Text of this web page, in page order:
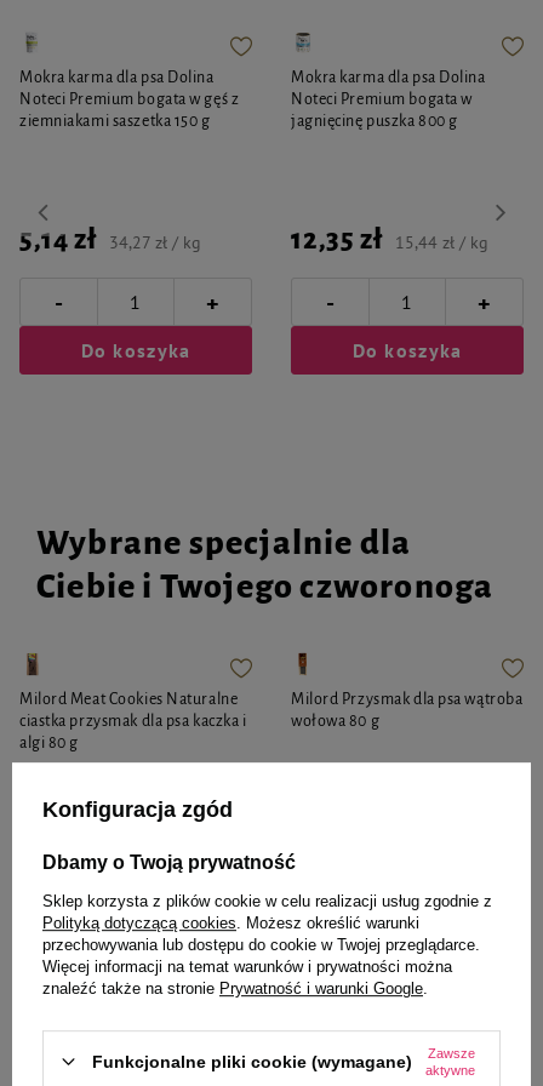
Mokra karma dla psa Dolina
Noteci Premium bogata w gęś z
ziemniakami saszetka 150 g
5,14 zł 34,27 zł / kg
- +
Do koszyka
Mokra karma dla psa Dolina
Noteci Premium bogata w
jagnięcinę puszka 800 g
12,35 zł 15,44 zł / kg
- +
Do koszyka
Wybrane specjalnie dla
Ciebie i Twojego czworonoga
Milord Meat Cookies Naturalne
ciastka przysmak dla psa kaczka i
algi 80 g
Do koszyka
Milord Przysmak dla psa wątroba
wołowa 80 g
Do koszyka
Konfiguracja zgód
Dbamy o Twoją prywatność
Sklep korzysta z plików cookie w celu realizacji usług zgodnie z
Polityką dotyczącą cookies . Możesz określić warunki
przechowywania lub dostępu do cookie w Twojej przeglądarce.
Więcej informacji na temat warunków i prywatności można
znaleźć także na stronie Prywatność i warunki Google
Funkcjonalne pliki cookie (wymagane)
Zawsze
aktywne